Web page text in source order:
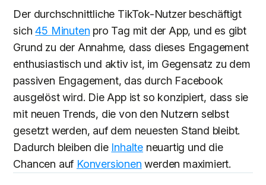
Der durchschnittliche TikTok-Nutzer beschäftigt
sich45 Minuten pro Tag mit der App, und es gibt
Grund zu der Annahme, dass dieses Engagement
enthusiastisch und aktiv ist, im Gegensatz zu dem
passiven Engagement, das durch Facebook
ausgelöst wird. Die App ist so konzipiert, dass sie
mit neuen Trends, die von den Nutzern selbst
gesetzt werden, auf dem neuesten Stand bleibt.
Dadurch bleiben die Inhalte neuartig und die
Chancen auf Konversionen werden maximiert.